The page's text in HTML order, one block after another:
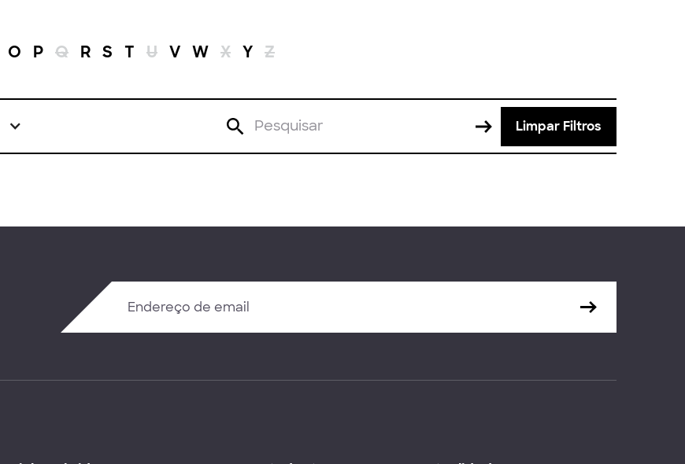
O P Q R S T U V W X Y Z
Limpar Filtros